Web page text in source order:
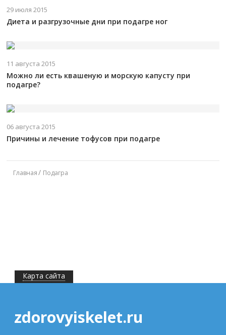
29 июля 2015
Диета и разгрузочные дни при подагре ног
11 августа 2015
Можно ли есть квашеную и морскую капусту при
подагре?
06 августа 2015
Причины и лечение тофусов при подагре
Главная Подагра
Карта сайта
zdorovyiskelet.ru